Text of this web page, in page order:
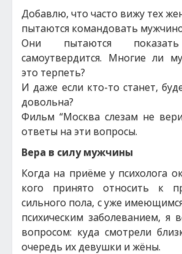
Добавлю, что часто вижу тех
пытаются командовать
Они пытаются
самоутвердится. Многие ли
это терпеть?
И даже если кто-то станет,
довольна?
Фильм “Москва слезам не
ответы на эти вопросы.
Вера в силу мужчины
Когда на приёме у психолога
кого принято относить к
сильного пола, с уже
психическим заболеванием, я
вопросом: куда смотрели
очередь их девушки и жёны.